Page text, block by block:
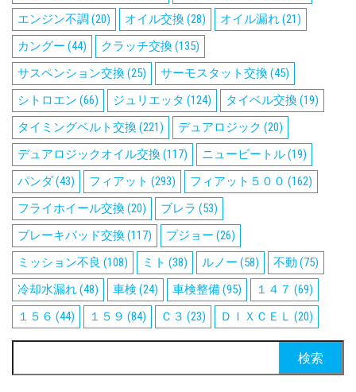
エンジン不調 (20) オイル交換(28) オイル漏れ(21)
カングー (44) クラッチ交換(135)
サスペンション交換(25) サーモスタット交換(45)
シトロエン (66) ジュリエッタ (124) タイベル交換(19)
タイミングベルト交換(221) デュアロジック (20)
デュアロジックオイル交換(117) ニュービートル(19)
パンダ(43) フィアット (293) フィアット５００ (162)
フライホイール交換(20) ブレラ (53)
ブレーキパッド交換(117) プジョー (26)
ミッション不良 (108) ミト (38) ルノー (58) 不動 (75)
冷却水漏れ(48) 車検 (24) 車検整備(95) １４７ (69)
１５６ (44) １５９ (84) Ｃ３ (23) ＤＩＸＣＥＬ (20)
索: